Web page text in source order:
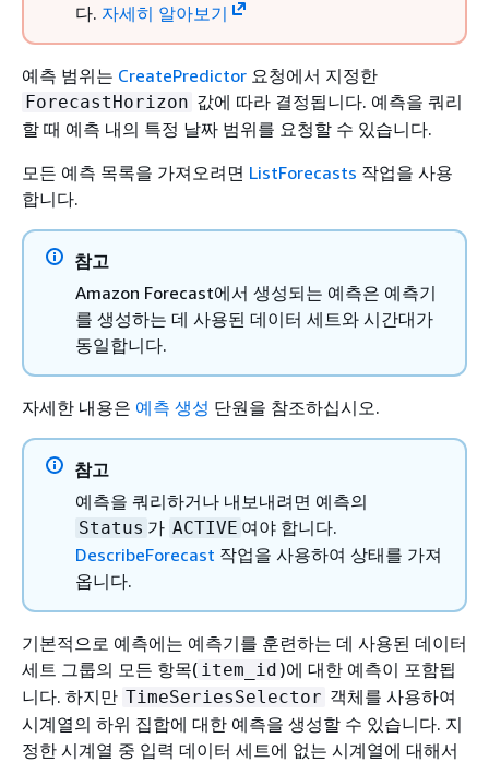
다. 자세히 알아보기
예측 범위는 CreatePredictor 요청에서 지정한
ForecastHorizon 값에 따라 결정됩니다. 예측을 쿼리
할 때 예측 내의 특정 날짜 범위를 요청할 수 있습니다.
모든 예측 목록을 가져오려면 ListForecasts 작업을 사용
합니다.
참고
Amazon Forecast에서 생성되는 예측은 예측기
를 생성하는 데 사용된 데이터 세트와 시간대가
동일합니다.
자세한 내용은 예측 생성 단원을 참조하십시오.
참고
예측을 쿼리하거나 내보내려면 예측의
Status 가 ACTIVE 여야 합니다.
DescribeForecast 작업을 사용하여 상태를 가져
옵니다.
기본적으로 예측에는 예측기를 훈련하는 데 사용된 데이터
세트 그룹의 모든 항목( item_id )에 대한 예측이 포함됩
니다. 하지만 TimeSeriesSelector 객체를 사용하여
시계열의 하위 집합에 대한 예측을 생성할 수 있습니다. 지
정한 시계열 중 입력 데이터 세트에 없는 시계열에 대해서